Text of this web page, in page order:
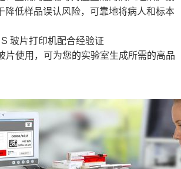
降低样品误认风险，可靠地将病人和标本
玻片打印机配合经验证
片使用，可为您的实验室生成所需的高品